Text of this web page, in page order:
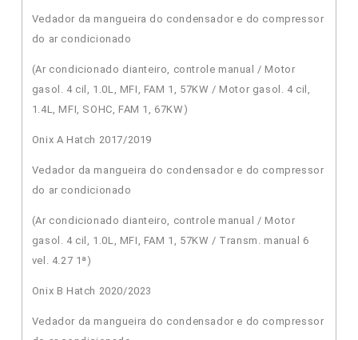
Vedador da mangueira do condensador e do compressor
do ar condicionado
(Ar condicionado dianteiro, controle manual / Motor
gasol. 4 cil, 1.0L, MFI, FAM 1, 57KW / Motor gasol. 4 cil,
1.4L, MFI, SOHC, FAM 1, 67KW)
Onix A Hatch 2017/2019
Vedador da mangueira do condensador e do compressor
do ar condicionado
(Ar condicionado dianteiro, controle manual / Motor
gasol. 4 cil, 1.0L, MFI, FAM 1, 57KW / Transm. manual 6
vel. 4.27 1ª)
Onix B Hatch 2020/2023
Vedador da mangueira do condensador e do compressor